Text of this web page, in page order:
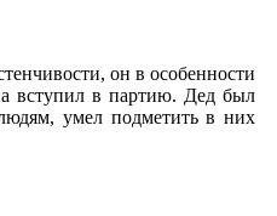
он в особенности
вступил в партию. Дед был
умел подметить в них